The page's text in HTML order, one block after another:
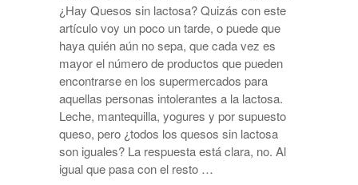
¿Hay Quesos sin lactosa? Quizás con este
artículo voy un poco un tarde, o puede que
haya quién aún no sepa, que cada vez es
mayor el número de productos que pueden
encontrarse en los supermercados para
aquellas personas intolerantes a la lactosa.
Leche, mantequilla, yogures y por supuesto
queso, pero ¿todos los quesos sin lactosa
son iguales? La respuesta está clara, no. Al
igual que pasa con el resto …